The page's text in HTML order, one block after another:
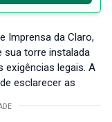
Imprensa da Claro,
sua torre instalada
exigências legais. A
esclarecer as